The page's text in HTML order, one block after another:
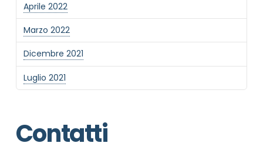
Aprile 2022
Marzo 2022
Dicembre 2021
Luglio 2021
Contatti